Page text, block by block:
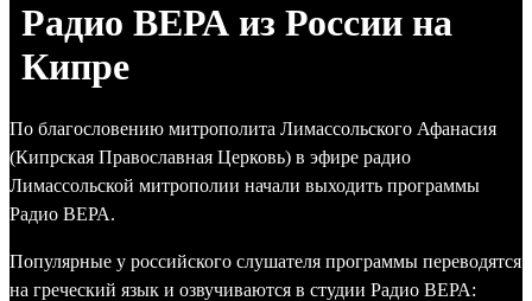
Радио ВЕРА из России на
Кипре
По благословению митрополита Лимассольского Афанасия
(Кипрская Православная Церковь) в эфире радио
Лимассольской митрополии начали выходить программы
Радио ВЕРА.
Популярные у российского слушателя программы переводятся
на греческий язык и озвучиваются в студии Радио ВЕРА: